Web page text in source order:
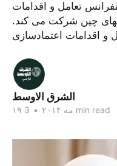
تعامل و اقدامات
چین شرکت می کند.
الشرق الاوسط
۱۹ مه ۲۰۱۴ • 3 min read